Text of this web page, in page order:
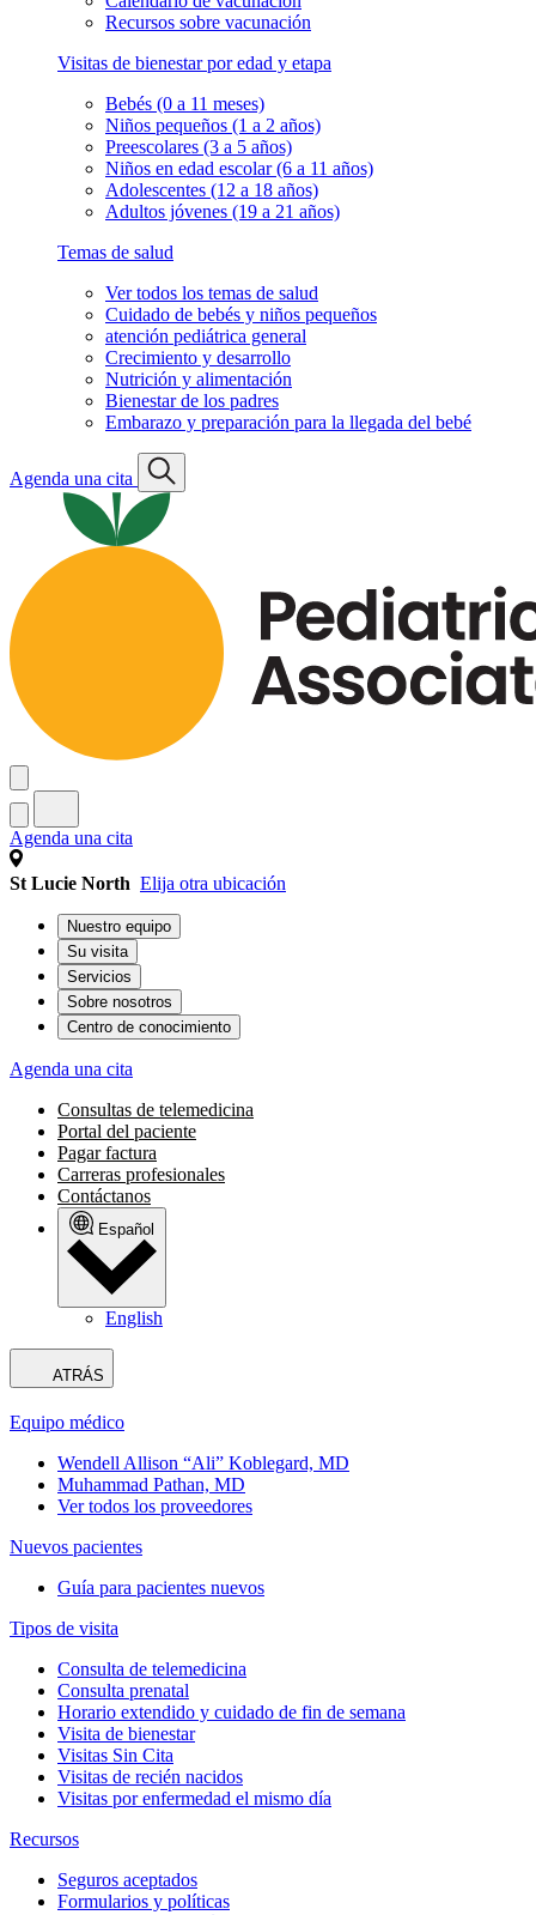
Recursos sobre vacunación
Visitas de bienestar por edad y etapa
Bebés (0 a 11 meses)
Niños pequeños (1 a 2 años)
Preescolares (3 a 5 años)
Niños en edad escolar (6 a 11 años)
Adolescentes (12 a 18 años)
Adultos jóvenes (19 a 21 años)
Temas de salud
Ver todos los temas de salud
Cuidado de bebés y niños pequeños
atención pediátrica general
Crecimiento y desarrollo
Nutrición y alimentación
Bienestar de los padres
Embarazo y preparación para la llegada del bebé
Agenda una cita
Agenda una cita
St Lucie North Elija otra ubicación
Nuestro equipo
Su visita
Servicios
Sobre nosotros
Centro de conocimiento
Agenda una cita
Consultas de telemedicina
Portal del paciente
Pagar factura
Carreras profesionales
Contáctanos
Español
English
ATRÁS
Equipo médico
Wendell Allison “Ali” Koblegard, MD
Muhammad Pathan, MD
Ver todos los proveedores
Nuevos pacientes
Guía para pacientes nuevos
Tipos de visita
Consulta de telemedicina
Consulta prenatal
Horario extendido y cuidado de fin de semana
Visita de bienestar
Visitas Sin Cita
Visitas de recién nacidos
Visitas por enfermedad el mismo día
Recursos
Seguros aceptados
Formularios y políticas